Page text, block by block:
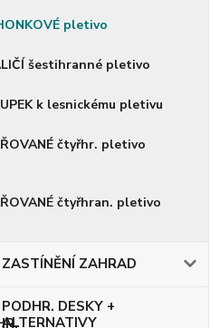
pletivo
šestihranné pletivo
k lesnickému pletivu
čtyřhr. pletivo
čtyřhran. pletivo
ZASTÍNĚNÍ ZAHRAD
PODHR. DESKY +
ALTERNATIVY